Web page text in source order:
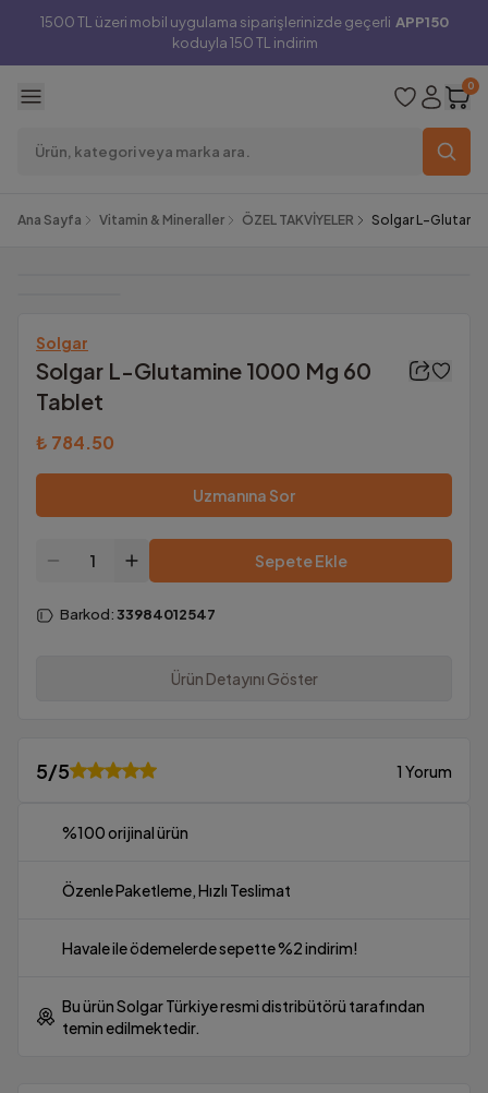
1500 TL üzeri mobil uygulama siparişlerinizde geçerli APP150
koduyla 150 TL indirim
0
Ana Sayfa Vitamin & Mineraller ÖZEL TAKVİYELER Solgar L-
Solgar
Solgar L-Glutamine 1000 Mg 60
Tablet
₺ 784.50
Uzmanına Sor
Sepete Ekle
Barkod:33984012547
Ürün Detayını Göster
5/5 1 Yorum
%100 orijinal ürün
Özenle Paketleme, Hızlı Teslimat
Havale ile ödemelerde sepette %2 indirim!
Bu ürün Solgar Türkiye resmi distribütörü tarafından
temin edilmektedir.